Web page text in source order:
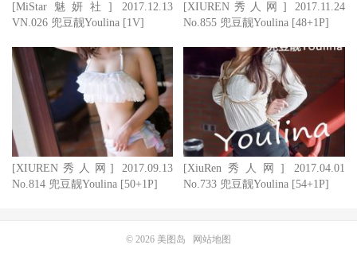
[MiStar魅妍社] 2017.12.13
VN.026 兜豆靓Youlina [1V]
[XIUREN秀人网] 2017.11.24
No.855 兜豆靓Youlina [48+1P]
[XIUREN秀人网] 2017.09.13
No.814 兜豆靓Youlina [50+1P]
[XiuRen秀人网] 2017.04.01
No.733 兜豆靓Youlina [54+1P]
© 2026 美图岛 网站地图